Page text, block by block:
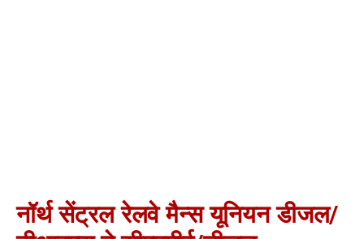
नॉर्थ सेंट्रल रेलवे मैन्स यूनियन डीजल/